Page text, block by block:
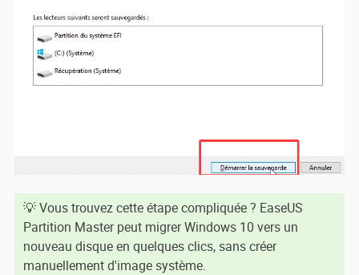
💡 Vous trouvez cette étape compliquée ? EaseUS
Partition Master peut migrer Windows 10 vers un
nouveau disque en quelques clics, sans créer
manuellement d'image système.